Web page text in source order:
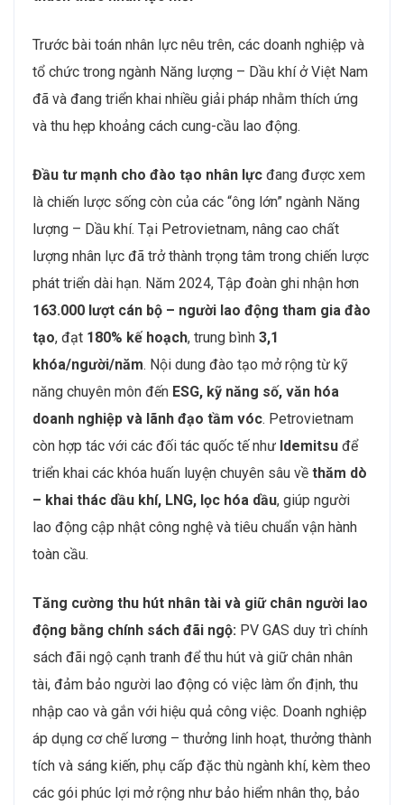
Trước bài toán nhân lực nêu trên, các doanh nghiệp và
tổ chức trong ngành Năng lượng – Dầu khí ở Việt Nam
đã và đang triển khai nhiều giải pháp nhằm thích ứng
và thu hẹp khoảng cách cung-cầu lao động.
Đầu tư mạnh cho đào tạo nhân lực đang được xem
là chiến lược sống còn của các “ông lớn” ngành Năng
lượng – Dầu khí. Tại Petrovietnam, nâng cao chất
lượng nhân lực đã trở thành trọng tâm trong chiến lược
phát triển dài hạn. Năm 2024, Tập đoàn ghi nhận hơn
163.000 lượt cán bộ – người lao động tham gia đào
tạo, đạt 180% kế hoạch, trung bình 3,1
khóa/người/năm. Nội dung đào tạo mở rộng từ kỹ
năng chuyên môn đến ESG, kỹ năng số, văn hóa
doanh nghiệp và lãnh đạo tầm vóc. Petrovietnam
còn hợp tác với các đối tác quốc tế như Idemitsu để
triển khai các khóa huấn luyện chuyên sâu về thăm dò
– khai thác dầu khí, LNG, lọc hóa dầu, giúp người
lao động cập nhật công nghệ và tiêu chuẩn vận hành
toàn cầu.
Tăng cường thu hút nhân tài và giữ chân người lao
động bằng chính sách đãi ngộ: PV GAS duy trì chính
sách đãi ngộ cạnh tranh để thu hút và giữ chân nhân
tài, đảm bảo người lao động có việc làm ổn định, thu
nhập cao và gắn với hiệu quả công việc. Doanh nghiệp
áp dụng cơ chế lương – thưởng linh hoạt, thưởng thành
tích và sáng kiến, phụ cấp đặc thù ngành khí, kèm theo
các gói phúc lợi mở rộng như bảo hiểm nhân thọ, bảo